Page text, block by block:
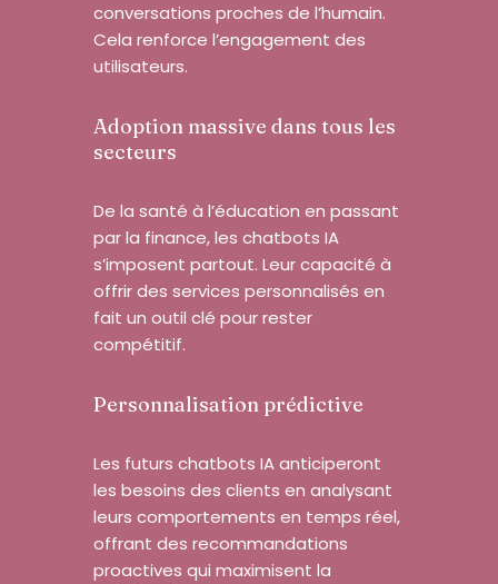
conversations proches de l’humain.
Cela renforce l’engagement des
utilisateurs.
Adoption massive dans tous les
secteurs
De la santé à l’éducation en passant
par la finance, les chatbots IA
s’imposent partout. Leur capacité à
offrir des services personnalisés en
fait un outil clé pour rester
compétitif.
Personnalisation prédictive
Les futurs chatbots IA anticiperont
les besoins des clients en analysant
leurs comportements en temps réel,
offrant des recommandations
proactives qui maximisent la